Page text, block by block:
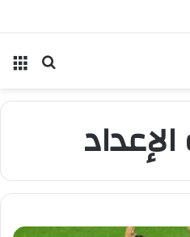
زيزو والشناوي
بحث